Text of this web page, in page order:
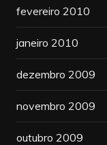
fevereiro 2010
janeiro 2010
dezembro 2009
novembro 2009
outubro 2009